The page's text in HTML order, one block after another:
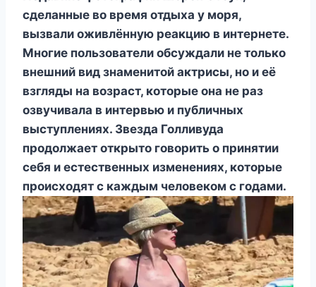
сделанные во время отдыха у моря,
вызвали оживлённую реакцию в интернете.
Многие пользователи обсуждали не только
внешний вид знаменитой актрисы, но и её
взгляды на возраст, которые она не раз
озвучивала в интервью и публичных
выступлениях. Звезда Голливуда
продолжает открыто говорить о принятии
себя и естественных изменениях, которые
происходят с каждым человеком с годами.